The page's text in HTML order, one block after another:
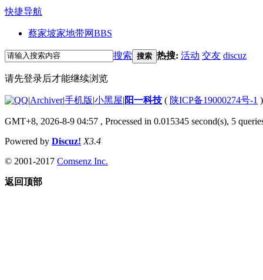
快捷导航
蔡家坡家地带网BBS
搜索 搜索 热搜: 活动 交友 discuz
请先登录后才能继续浏览
|Archiver|手机版|小黑屋| 阳一科技 ( 陕ICP备19000274号-1 )
GMT+8, 2026-8-9 04:57 , Processed in 0.015345 second(s), 5
Powered by Discuz! X3.4
© 2001-2017 Comsenz Inc.
返回顶部